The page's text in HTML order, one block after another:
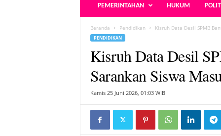
-
PEMERINTAHAN HUKUM
Beranda Pendidikan Kisruh Data Desil SPMB
PENDIDIKAN
Kisruh Data Desil
Sarankan Siswa
Kamis 25 Juni 2026, 01:03 WIB